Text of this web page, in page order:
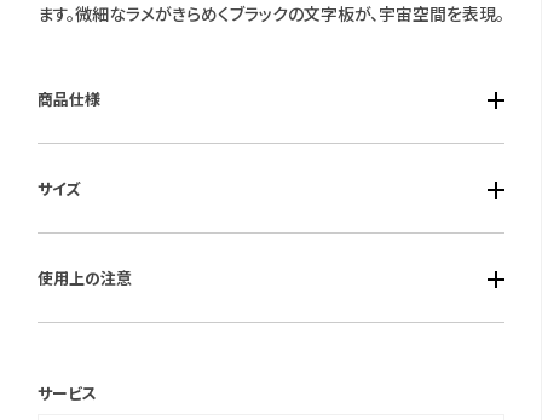
ます。微細なラメがきらめくブラックの文字板が、宇宙空間を表現。
商品仕様
■風防素材：サファイアガラス（クラリティ・コーティング）
■ベルト素材：スーパーチタニウムデュラテクトDLC（ブラック色）
ーペチュアルカレンダー・日中米欧電波受信・受信局自動選択機
能・定時受信機能・強制受信機能・1/20秒クロノグラフ（60分計）・
能・過充電防止機能・ワールドタイム機能（26時差）・サマータイム
サイズ
■重さ：95g
使用上の注意
＊シチズンのウェブサイトより「MY CITIZEN」にお買い上げの腕時
サービス